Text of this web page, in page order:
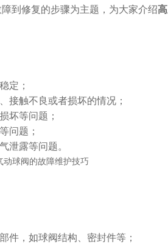
到修复的步骤为主题，为大家介绍
定；
触不良或者损坏的情况；
坏等问题；
问题；
露等问题。
，如球阀结构、密封件等；